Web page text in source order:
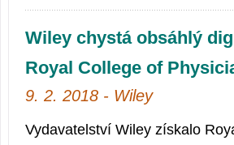
Wiley chystá obsáhlý
Royal College of
9. 2. 2018 - Wiley
Vydavatelství Wiley získalo